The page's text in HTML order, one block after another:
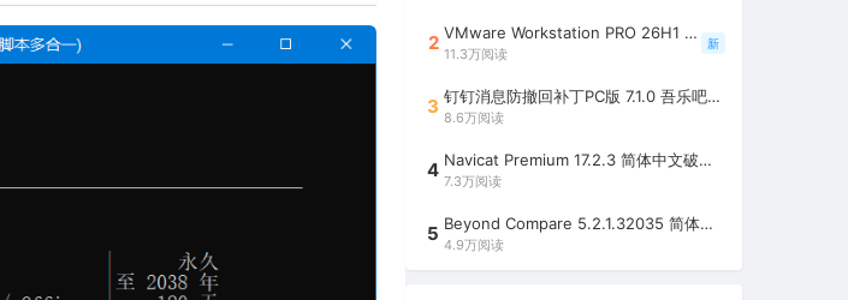
2 VMware Workstation PRO 26H1 中文精简安装注册版 / 完整版（最好用的虚拟机软件）
11.3万阅读
新
3 钉钉消息防撤回补丁PC版 7.1.0 吾乐吧优化版（支持消息防撤回+钉钉多开+支持消息永不已读+去除钉钉水印）
8.6万阅读
4 Navicat Premium 17.2.3 简体中文破解版（多重数据库管理工具）
7.3万阅读
5 Beyond Compare 5.2.1.32035 简体中文注册版（超强文件/夹比较工具）
4.9万阅读